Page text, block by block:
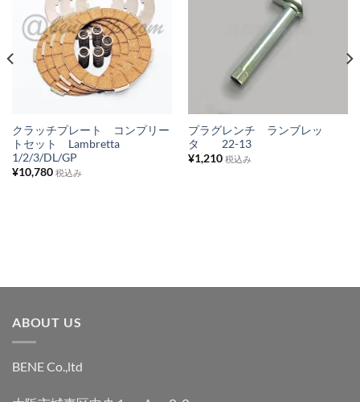
気
に
入
り
ス
クラッチプレート コンプリー
トセット Lambretta
1/2/3/DL/GP
¥10,780 税込み
プラグレンチ ランブレッ
タ 22-13
¥1,210 税込み
ABOUT US
BENE Co.,ltd